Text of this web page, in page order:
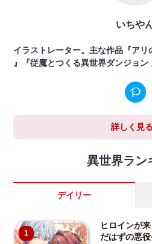
いちや
イラストレーター。主な作品『ア
』『従魔とつくる異世界ダンジョン
詳しく見
異世界ラン
デイリー
1
ヒロインが
だはずの悪